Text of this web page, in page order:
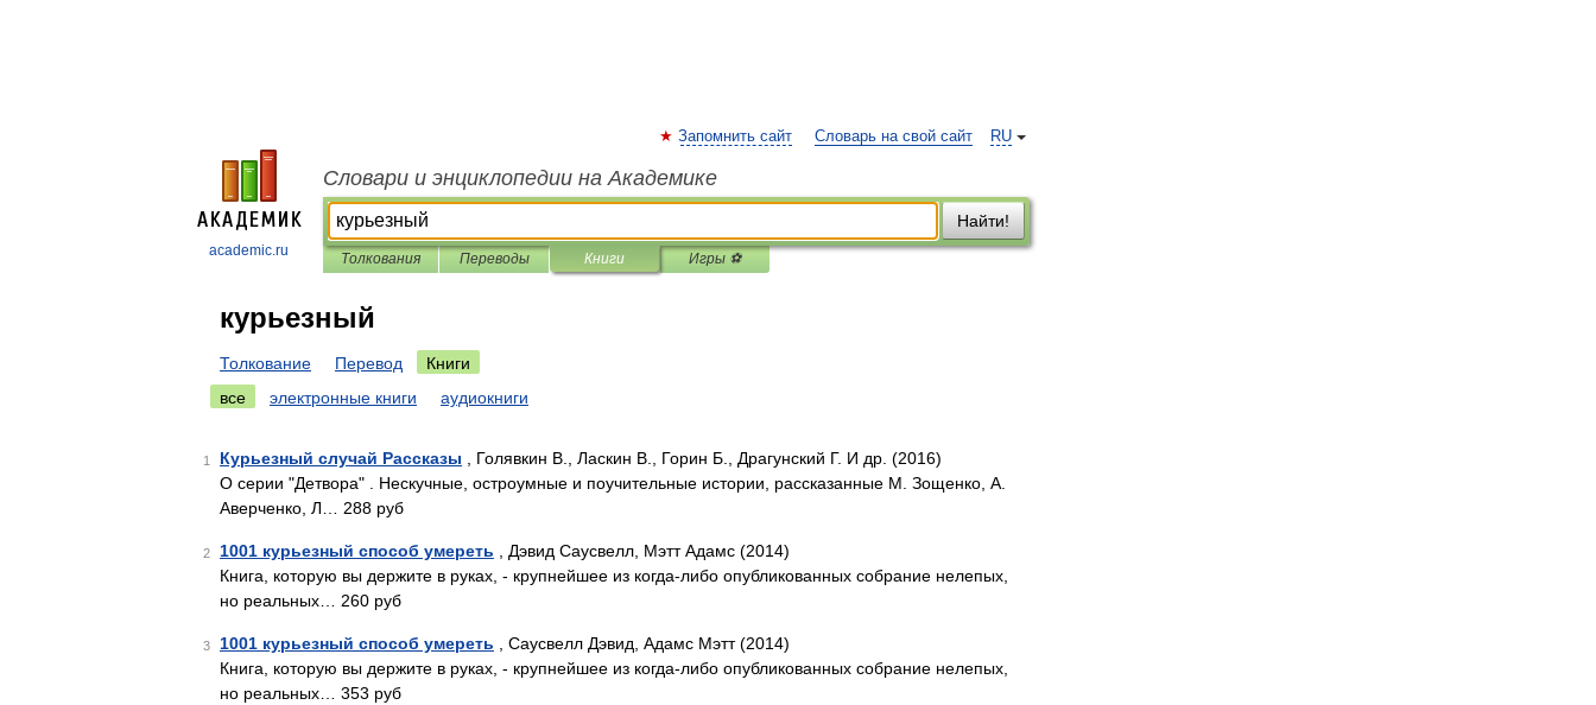
academic.ru
RU
Запомнить сайт Словарь на свой сайт
Словари и энциклопедии на Академике
Найти!
Толкования Переводы Книги Игры ⚽
курьезный
Толкование Перевод
Книги
все
электронные книги аудиокниги
1 Курьезный случай Рассказы , Голявкин В., Ласкин В., Горин Б., Драгунский Г. И др. (2016)
О серии "Детвора" . Нескучные, остроумные и поучительные истории, рассказанные М. Зощенко, А.
Аверченко, Л… 288 руб
2 1001 курьезный способ умереть , Дэвид Саусвелл, Мэтт Адамс (2014)
Книга, которую вы держите в руках, - крупнейшее из когда-либо опубликованных собрание нелепых,
но реальных… 260 руб
3 1001 курьезный способ умереть , Саусвелл Дэвид, Адамс Мэтт (2014)
Книга, которую вы держите в руках, - крупнейшее из когда-либо опубликованных собрание нелепых,
но реальных… 353 руб